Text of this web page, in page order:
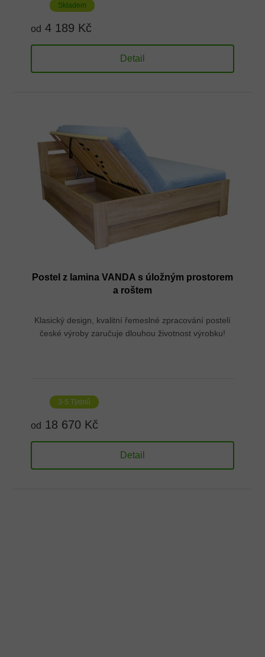
Skladem
od 4 189 Kč
Detail
Postel z lamina VANDA s úložným prostorem
a roštem
Klasický design, kvalitní řemeslné zpracování postelí
české výroby zaručuje dlouhou životnost výrobku!
3-5 Týdnů
od 18 670 Kč
Detail